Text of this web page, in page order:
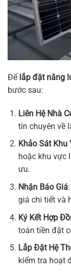
Để lắp đặt năng
bước sau:
Liên Hệ Nhà
tín chuyên về
Khảo Sát Khu
hoặc khu vực
ưu.
Nhận Báo Giá
giá chi tiết và
Ký Kết Hợp
toán tiền đặt
Lắp Đặt Hệ
kiểm tra hoạt